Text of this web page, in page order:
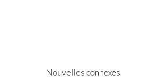
Nouvelles connexes